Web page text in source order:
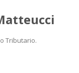
Tributario.